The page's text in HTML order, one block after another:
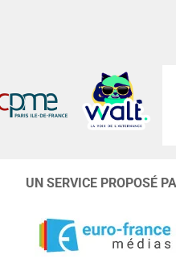
UN SERVICE PROPOSÉ